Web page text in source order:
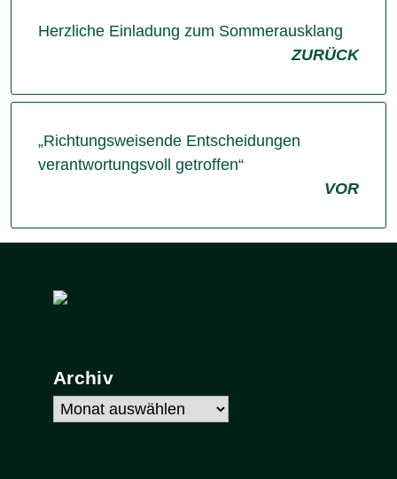
Herzliche Einladung zum Sommerausklang
ZURÜCK
„Richtungsweisende Entscheidungen
verantwortungsvoll getroffen“
VOR
Archiv
Archiv